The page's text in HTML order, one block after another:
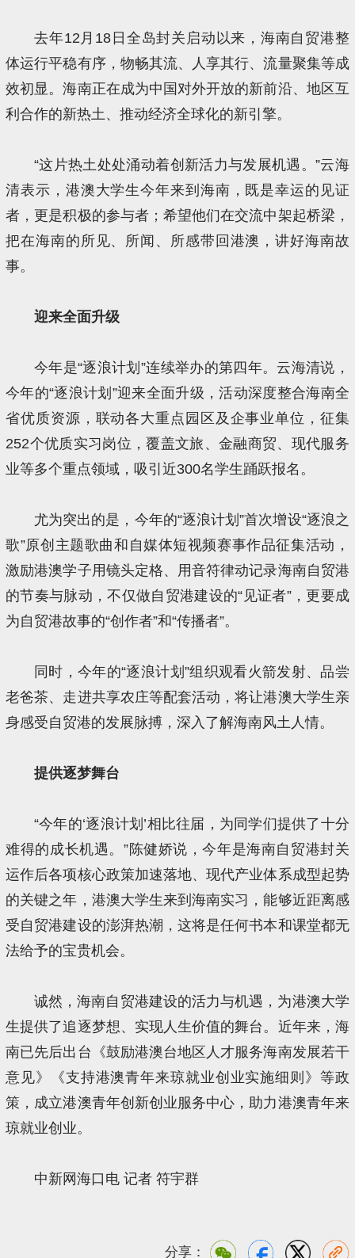
去年12月18日全岛封关启动以来，海南自贸港整
体运行平稳有序，物畅其流、人享其行、流量聚集等成
效初显。海南正在成为中国对外开放的新前沿、地区互
利合作的新热土、推动经济全球化的新引擎。
“这片热土处处涌动着创新活力与发展机遇。”云海
清表示，港澳大学生今年来到海南，既是幸运的见证
者，更是积极的参与者；希望他们在交流中架起桥梁，
把在海南的所见、所闻、所感带回港澳，讲好海南故
事。
迎来全面升级
今年是“逐浪计划”连续举办的第四年。云海清说，
今年的“逐浪计划”迎来全面升级，活动深度整合海南全
省优质资源，联动各大重点园区及企事业单位，征集
252个优质实习岗位，覆盖文旅、金融商贸、现代服务
业等多个重点领域，吸引近300名学生踊跃报名。
尤为突出的是，今年的“逐浪计划”首次增设“逐浪之
歌”原创主题歌曲和自媒体短视频赛事作品征集活动，
激励港澳学子用镜头定格、用音符律动记录海南自贸港
的节奏与脉动，不仅做自贸港建设的“见证者”，更要成
为自贸港故事的“创作者”和“传播者”。
同时，今年的“逐浪计划”组织观看火箭发射、品尝
老爸茶、走进共享农庄等配套活动，将让港澳大学生亲
身感受自贸港的发展脉搏，深入了解海南风土人情。
提供逐梦舞台
“今年的‘逐浪计划’相比往届，为同学们提供了十分
难得的成长机遇。”陈健娇说，今年是海南自贸港封关
运作后各项核心政策加速落地、现代产业体系成型起势
的关键之年，港澳大学生来到海南实习，能够近距离感
受自贸港建设的澎湃热潮，这将是任何书本和课堂都无
法给予的宝贵机会。
诚然，海南自贸港建设的活力与机遇，为港澳大学
生提供了追逐梦想、实现人生价值的舞台。近年来，海
南已先后出台《鼓励港澳台地区人才服务海南发展若干
意见》《支持港澳青年来琼就业创业实施细则》等政
策，成立港澳青年创新创业服务中心，助力港澳青年来
琼就业创业。
中新网海口电 记者 符宇群
分享：